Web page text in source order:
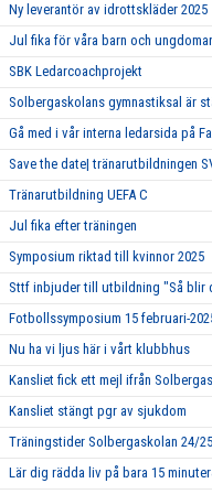
Ny leverantör av idrottskläder 2025
Jul fika för våra barn och ungdomar
SBK Ledarcoachprojekt
Solbergaskolans gymnastiksal är
Gå med i vår interna ledarsida på
Save the date| tränarutbildningen
Tränarutbildning UEFA C
Jul fika efter träningen
Symposium riktad till kvinnor 2025
Sttf inbjuder till utbildning "Så blir
Fotbollssymposium 15 februari-
Nu ha vi ljus här i vårt klubbhus
Kansliet fick ett mejl ifrån
Kansliet stängt pgr av sjukdom
Träningstider Solbergaskolan 24/25
Lär dig rädda liv på bara 15